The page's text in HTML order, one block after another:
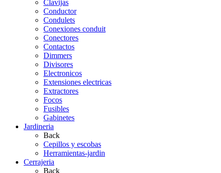
Clavijas
Conductor
Condulets
Conexiones conduit
Conectores
Contactos
Dimmers
Divisores
Electronicos
Extensiones electricas
Extractores
Focos
Fusibles
Gabinetes
Jardineria
Back
Cepillos y escobas
Herramientas-jardin
Cerrajeria
Back